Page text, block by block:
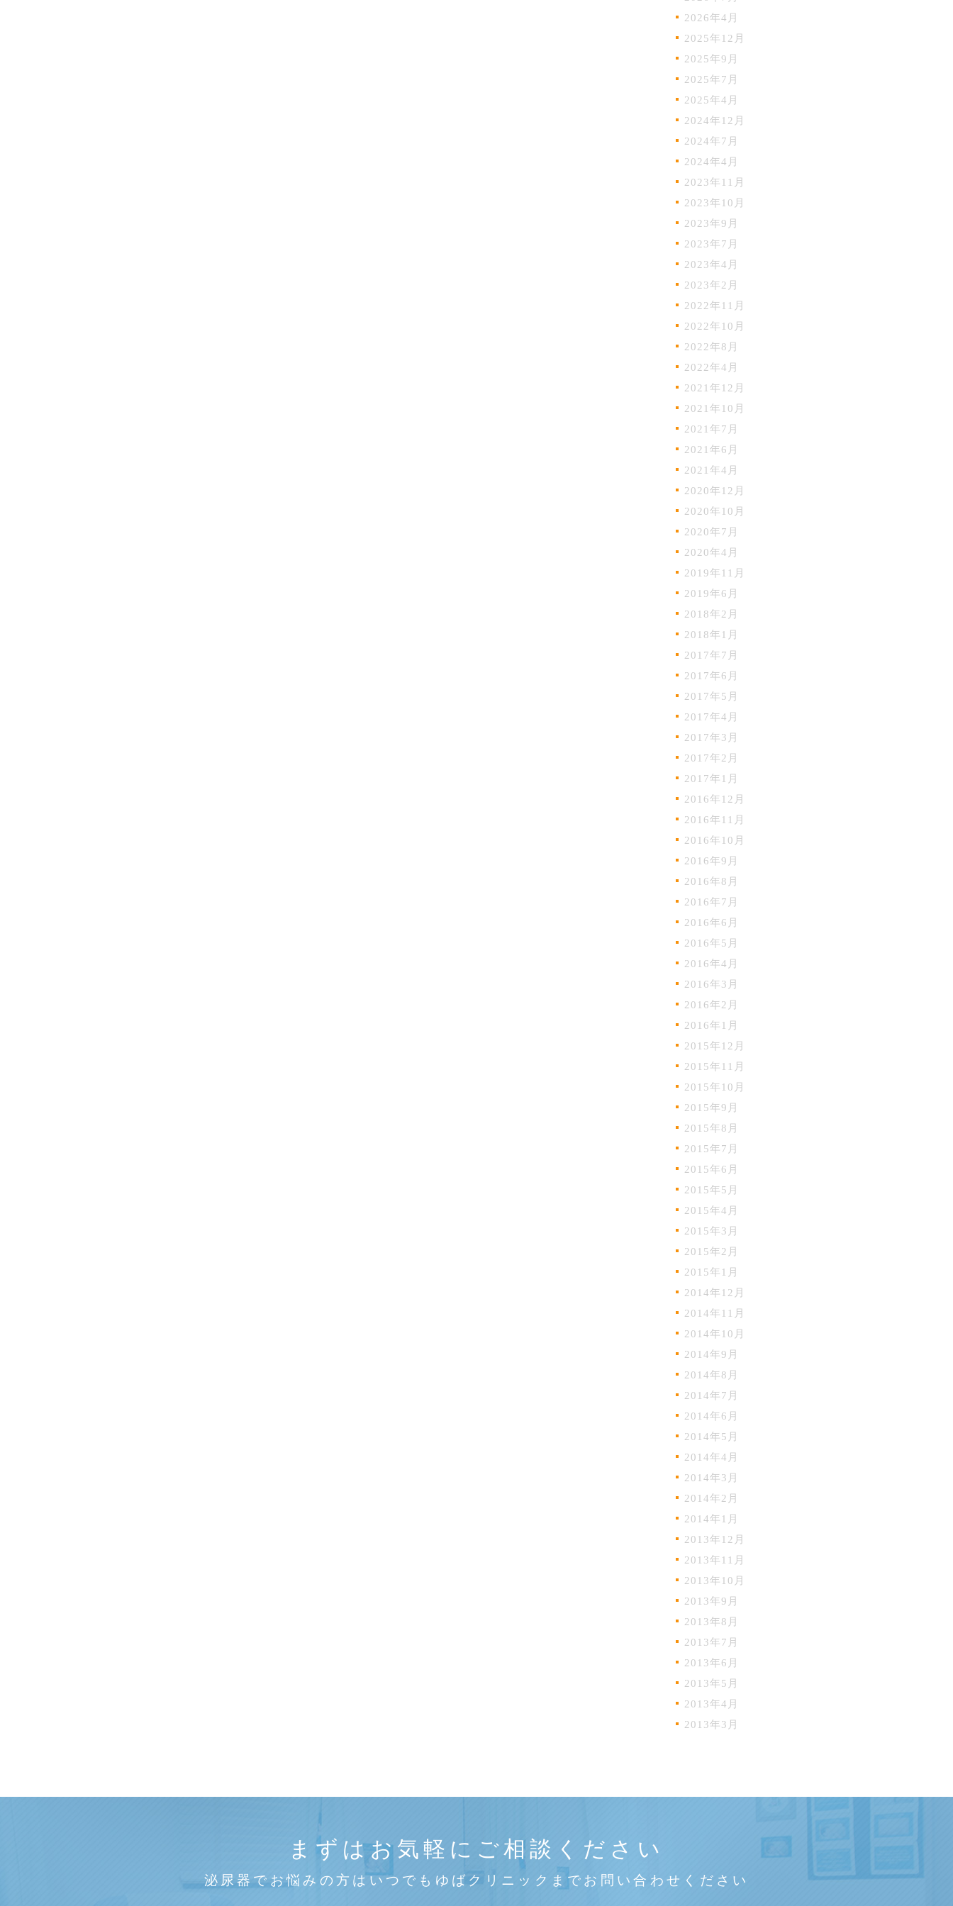
2026年4月
2025年12月
2025年9月
2025年7月
2025年4月
2024年12月
2024年7月
2024年4月
2023年11月
2023年10月
2023年9月
2023年7月
2023年4月
2023年2月
2022年11月
2022年10月
2022年8月
2022年4月
2021年12月
2021年10月
2021年7月
2021年6月
2021年4月
2020年12月
2020年10月
2020年7月
2020年4月
2019年11月
2019年6月
2018年2月
2018年1月
2017年7月
2017年6月
2017年5月
2017年4月
2017年3月
2017年2月
2017年1月
2016年12月
2016年11月
2016年10月
2016年9月
2016年8月
2016年7月
2016年6月
2016年5月
2016年4月
2016年3月
2016年2月
2016年1月
2015年12月
2015年11月
2015年10月
2015年9月
2015年8月
2015年7月
2015年6月
2015年5月
2015年4月
2015年3月
2015年2月
2015年1月
2014年12月
2014年11月
2014年10月
2014年9月
2014年8月
2014年7月
2014年6月
2014年5月
2014年4月
2014年3月
2014年2月
2014年1月
2013年12月
2013年11月
2013年10月
2013年9月
2013年8月
2013年7月
2013年6月
2013年5月
2013年4月
2013年3月
まずはお気軽にご相談ください
泌尿器でお悩みの方はいつでもゆばクリニックまでお問い合わせください